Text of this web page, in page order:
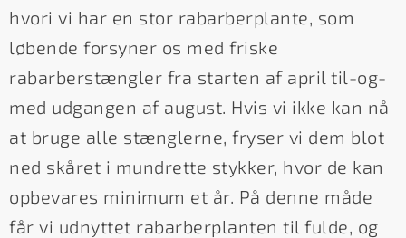
hvori vi har en stor rabarberplante, som
løbende forsyner os med friske
rabarberstængler fra starten af april til-og-
med udgangen af august. Hvis vi ikke kan nå
at bruge alle stænglerne, fryser vi dem blot
ned skåret i mundrette stykker, hvor de kan
opbevares minimum et år. På denne måde
får vi udnyttet rabarberplanten til fulde, og